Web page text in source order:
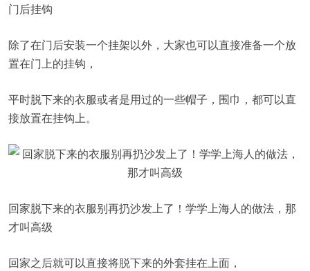
门后挂钩
除了在门后安装一个挂架以外，大家也可以直接准备一个放
置在门上的挂钩，
平时脱下来的衣服或者是用过的一些帽子，围巾，都可以直
接放置在挂钩上。
回家脱下来的衣服别再扔沙发上了！学学上海人的做法，那
才叫高级
回家之后就可以直接将脱下来的外套挂在上面，